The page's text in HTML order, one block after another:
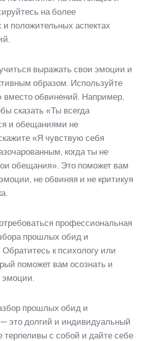
на более
и положительных аспектах
выражать свои эмоции и
образом. Используйте
обвинений. Например,
сказать «Ты всегда
и обещаниями не
«Я чувствую себя
когда ты не
обещания». Это поможет вам
не обвиняя и не критикуя
профессиональная
прошлых обид и
Обратитесь к психологу или
поможет вам осознать и
эмоции.
прошлых обид и
это долгий и индивидуальный
терпеливы с собой и дайте себе